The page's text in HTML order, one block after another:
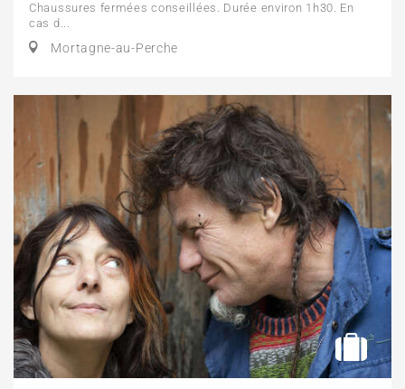
Chaussures fermées conseillées. Durée environ 1h30. En
cas d...
Mortagne-au-Perche